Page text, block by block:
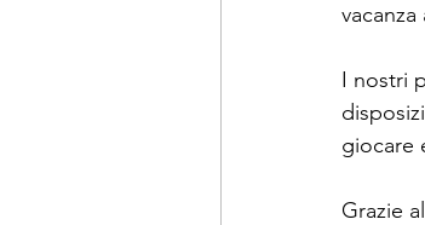
I nostri
giocare
Grazie